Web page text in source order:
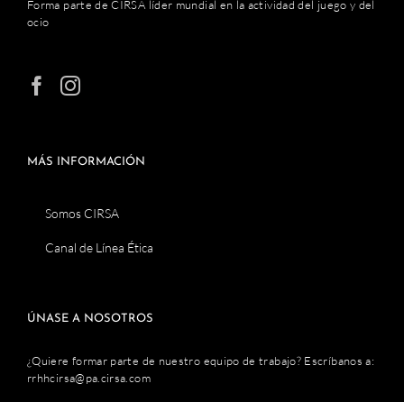
Forma parte de CIRSA líder mundial en la actividad del juego y del
ocio
MÁS INFORMACIÓN
Somos CIRSA
Canal de Línea Ética
ÚNASE A NOSOTROS
¿Quiere formar parte de nuestro equipo de trabajo? Escríbanos a:
rrhhcirsa@pa.cirsa.com